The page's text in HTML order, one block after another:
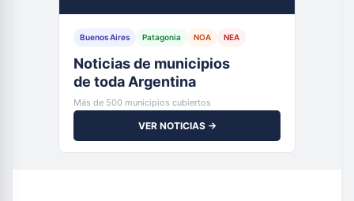
Buenos Aires Patagonia NOA NEA
Noticias de municipios
de toda Argentina
Más de 500 municipios cubiertos
VER NOTICIAS →